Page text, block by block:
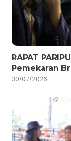
RAPAT
Pemekaran
30/07/2026